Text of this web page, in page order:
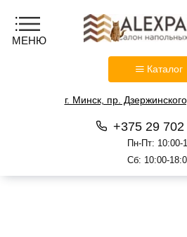
Каталог
г. Минск, пр.
+375 29
Пн-Пт: 10:00-
Сб: 10:00-